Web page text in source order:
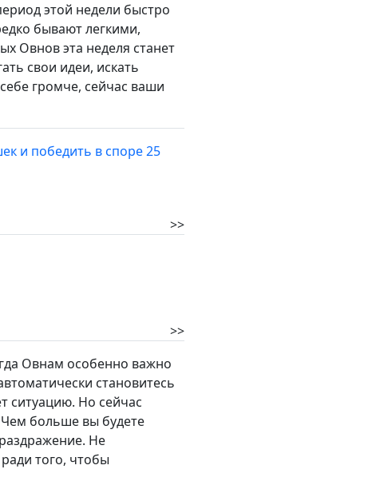
этой недели быстро
бывают легкими,
Овнов эта неделя станет
свои идеи, искать
громче, сейчас ваши
и победить в споре 25
>>
>>
Овнам особенно важно
становитесь
ситуацию. Но сейчас
больше вы будете
Не
того, чтобы